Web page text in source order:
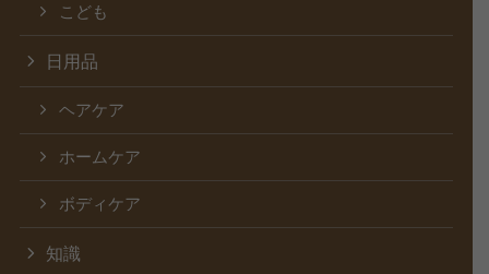
こども
日用品
ヘアケア
ホームケア
ボディケア
知識